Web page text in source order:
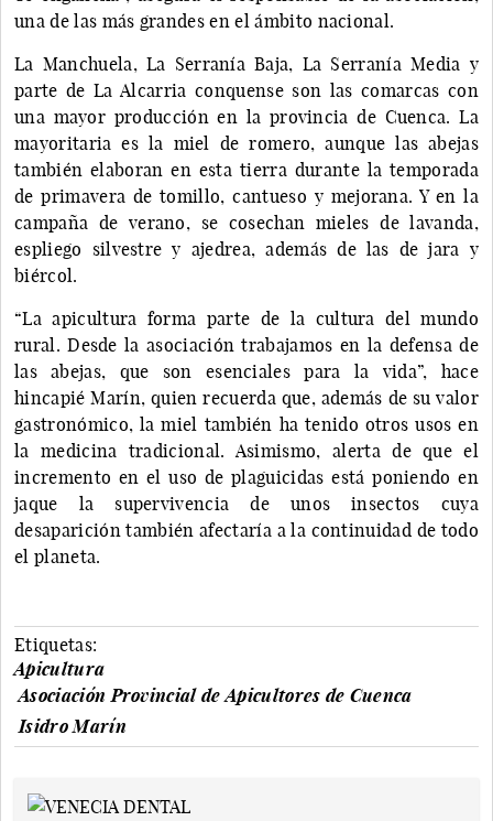
una de las más grandes en el ámbito nacional.
La Manchuela, La Serranía Baja, La Serranía Media y
parte de La Alcarria conquense son las comarcas con
una mayor producción en la provincia de Cuenca. La
mayoritaria es la miel de romero, aunque las abejas
también elaboran en esta tierra durante la temporada
de primavera de tomillo, cantueso y mejorana. Y en la
campaña de verano, se cosechan mieles de lavanda,
espliego silvestre y ajedrea, además de las de jara y
biércol.
“La apicultura forma parte de la cultura del mundo
rural. Desde la asociación trabajamos en la defensa de
las abejas, que son esenciales para la vida”, hace
hincapié Marín, quien recuerda que, además de su valor
gastronómico, la miel también ha tenido otros usos en
la medicina tradicional. Asimismo, alerta de que el
incremento en el uso de plaguicidas está poniendo en
jaque la supervivencia de unos insectos cuya
desaparición también afectaría a la continuidad de todo
el planeta.
Etiquetas:
Apicultura
Asociación Provincial de Apicultores de Cuenca
Isidro Marín